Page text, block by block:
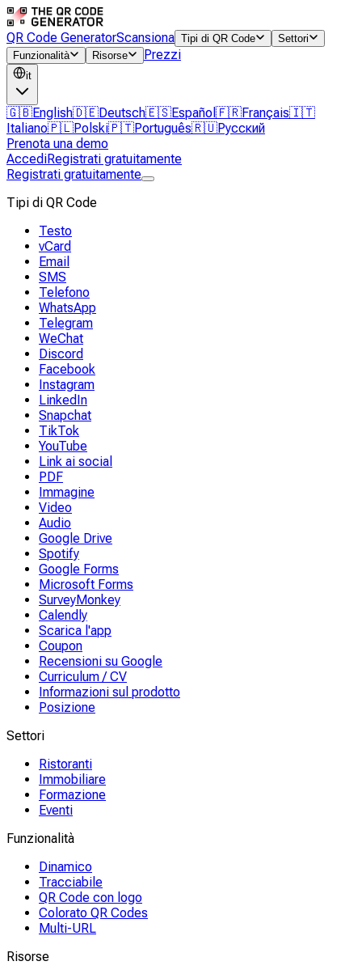
QR Code GeneratorScansiona Tipi di QR Code
Settori
Funzionalità
Risorse Prezzi
it
🇬🇧English🇩🇪Deutsch🇪🇸Español 🇫🇷Français🇮🇹
Italiano🇵🇱Polski🇵🇹Português🇷🇺Русский
Prenota una demo
AccediRegistrati gratuitamente
Registrati gratuitamente
Tipi di QR Code
Testo
vCard
Email
SMS
Telefono
WhatsApp
Telegram
WeChat
Discord
Facebook
Instagram
LinkedIn
Snapchat
TikTok
YouTube
Link ai social
PDF
Immagine
Video
Audio
Google Drive
Spotify
Google Forms
Microsoft Forms
SurveyMonkey
Calendly
Scarica l'app
Coupon
Recensioni su Google
Curriculum / CV
Informazioni sul prodotto
Posizione
Settori
Ristoranti
Immobiliare
Formazione
Eventi
Funzionalità
Dinamico
Tracciabile
QR Code con logo
Colorato QR Codes
Multi-URL
Risorse